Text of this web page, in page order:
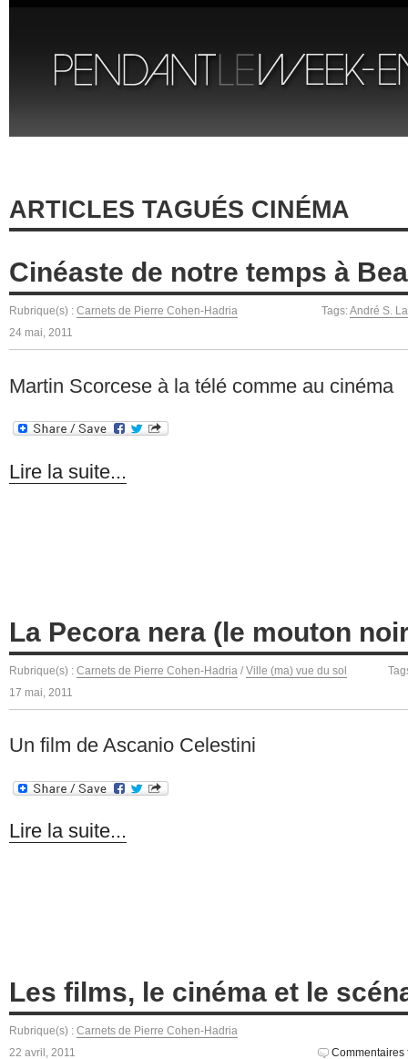
ARTICLES TAGUÉS CINÉMA
Cinéaste de notre temps à
Rubrique(s) : Carnets de Pierre Cohen-Hadria Tags:André S.
24 mai, 2011
Martin Scorcese à la télé comme au cinéma
Lire la suite...
La Pecora nera (le mouton
Rubrique(s) : Carnets de Pierre Cohen-Hadria / Ville (ma) vue du sol
17 mai, 2011
Un film de Ascanio Celestini
Lire la suite...
Les films, le cinéma et le
Rubrique(s) : Carnets de Pierre Cohen-Hadria
22 avril, 2011
Commentaires